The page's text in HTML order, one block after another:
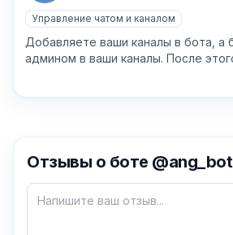
Как добавить бота?
Управление чатом и каналом
Добавляете ваши каналы в бота, а
админом в ваши каналы. После
Отзывы о боте @ang_bot